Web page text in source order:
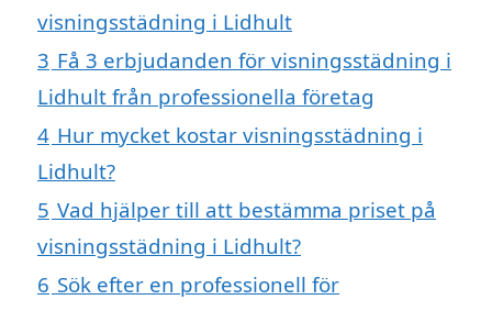
visningsstädning i Lidhult
3 Få 3 erbjudanden för visningsstädning i
Lidhult från professionella företag
4 Hur mycket kostar visningsstädning i
Lidhult?
5 Vad hjälper till att bestämma priset på
visningsstädning i Lidhult?
6 Sök efter en professionell för